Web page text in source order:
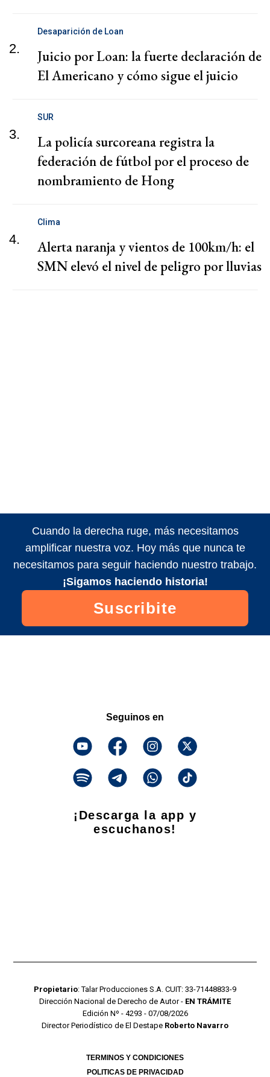
2.
Desaparición de Loan
Juicio por Loan: la fuerte declaración de
El Americano y cómo sigue el juicio
3.
SUR
La policía surcoreana registra la
federación de fútbol por el proceso de
nombramiento de Hong
4.
Clima
Alerta naranja y vientos de 100km/h: el
SMN elevó el nivel de peligro por lluvias
Cuando la derecha ruge, más necesitamos
amplificar nuestra voz. Hoy más que nunca te
necesitamos para seguir haciendo nuestro trabajo.
¡Sigamos haciendo historia!
Suscribite
Seguinos en
¡Descarga la app y
escuchanos!
Propietario: Talar Producciones S.A. CUIT: 33-71448833-9
Dirección Nacional de Derecho de Autor - EN TRÁMITE
Edición Nº - 4293 - 07/08/2026
Director Periodístico de El Destape Roberto Navarro
TERMINOS Y CONDICIONES
POLITICAS DE PRIVACIDAD